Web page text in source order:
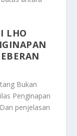
LHO
Bukan
Penginapan
penjelasan